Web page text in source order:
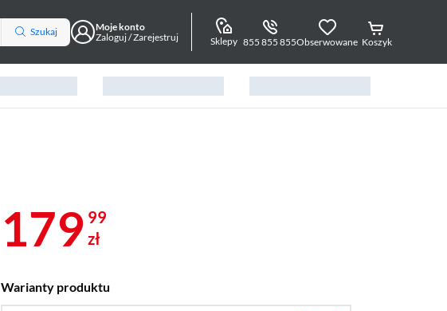
Szukaj
Moje konto
Zaloguj / Zarejestruj
Sklepy 855 855 855Obserwowane Koszyk
179 99
zł
Warianty produktu